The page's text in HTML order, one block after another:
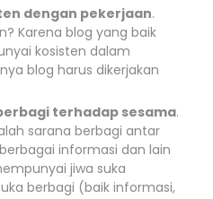
dengan pekerjaan.
Karena blog yang baik
kosisten dalam
blog harus dikerjakan
terhadap sesama.
sarana berbagi antar
informasi dan lain
jiwa suka
berbagi (baik informasi,